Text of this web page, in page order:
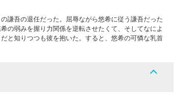
謙吾の退任だった。屈辱ながら悠希に従う謙吾だった
の弱みを握り力関係を逆転させたくて、そしてなによ
と知りつつも彼を抱いた。すると、悠希の可憐な乳首